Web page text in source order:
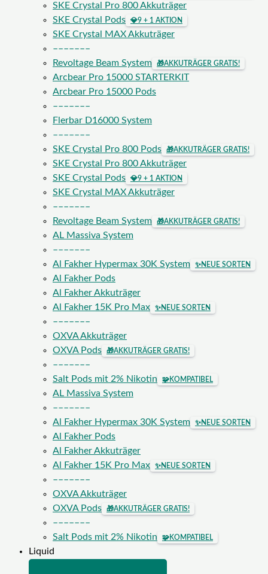
SKE Crystal Pro 800 Akkuträger
SKE Crystal Pods
💎9 + 1 AKTION
SKE Crystal MAX Akkuträger
–––––––
Revoltage Beam System
🎁AKKUTRÄGER GRATIS!
Arcbear Pro 15000 STARTERKIT
Arcbear Pro 15000 Pods
–––––––
Flerbar D16000 System
–––––––
SKE Crystal Pro 800 Pods
🎁AKKUTRÄGER GRATIS!
SKE Crystal Pro 800 Akkuträger
SKE Crystal Pods
💎9 + 1 AKTION
SKE Crystal MAX Akkuträger
–––––––
Revoltage Beam System
🎁AKKUTRÄGER GRATIS!
AL Massiva System
–––––––
Al Fakher Hypermax 30K System
✨NEUE SORTEN
Al Fakher Pods
Al Fakher Akkuträger
Al Fakher 15K Pro Max
✨NEUE SORTEN
–––––––
OXVA Akkuträger
OXVA Pods
🎁AKKUTRÄGER GRATIS!
–––––––
Salt Pods mit 2% Nikotin
🧩KOMPATIBEL
AL Massiva System
–––––––
Al Fakher Hypermax 30K System
✨NEUE SORTEN
Al Fakher Pods
Al Fakher Akkuträger
Al Fakher 15K Pro Max
✨NEUE SORTEN
–––––––
OXVA Akkuträger
OXVA Pods
🎁AKKUTRÄGER GRATIS!
–––––––
Salt Pods mit 2% Nikotin
🧩KOMPATIBEL
Liquid